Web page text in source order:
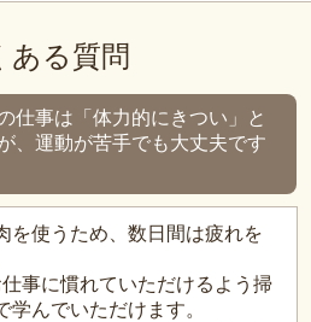
ある質問
仕事は「体力的にきつい」と
、運動が苦手でも大丈夫です
を使うため、数日間は疲れを
事に慣れていただけるよう掃
学んでいただけます。